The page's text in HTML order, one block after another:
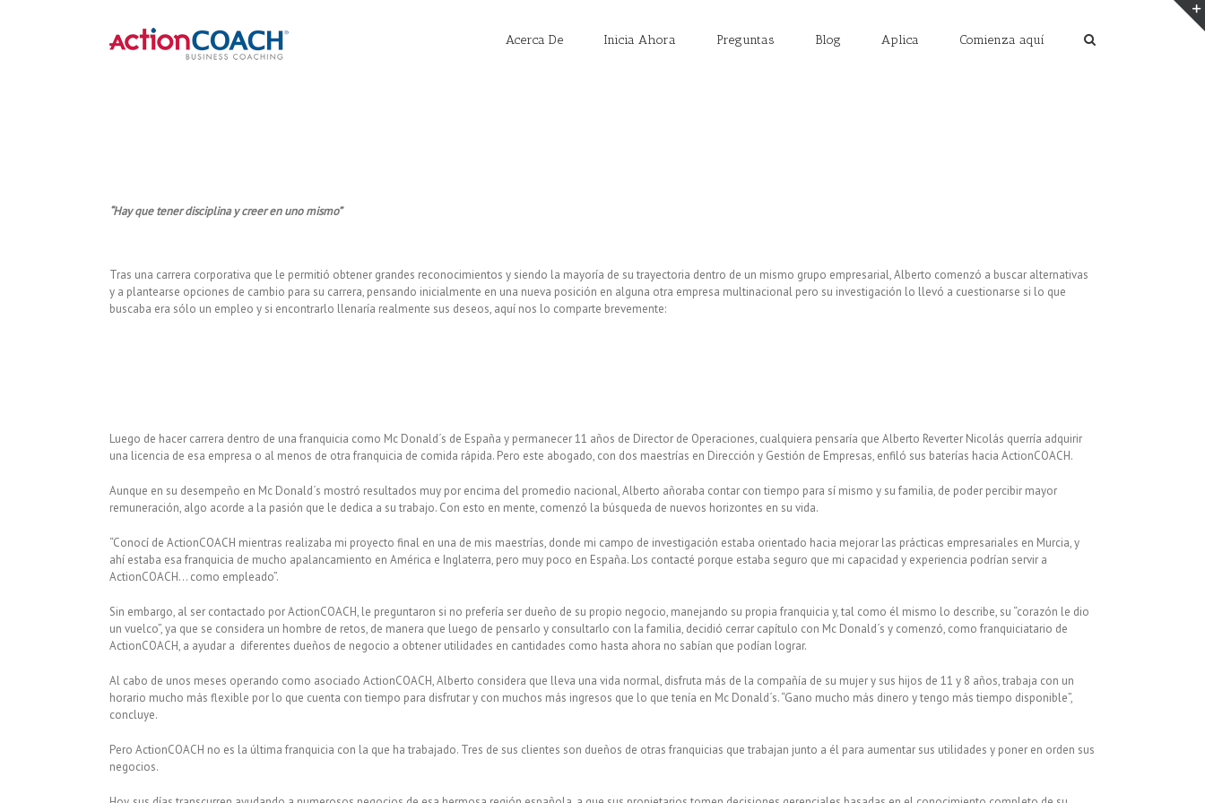
Acerca De Inicia Ahora Preguntas Blog Aplica Comienza aquí
“Hay que tener disciplina y creer en uno mismo”
Tras una carrera corporativa que le permitió obtener grandes reconocimientos y siendo la mayoría de su trayectoria dentro de un mismo grupo empresarial, Alberto comenzó a buscar alternativas
y a plantearse opciones de cambio para su carrera, pensando inicialmente en una nueva posición en alguna otra empresa multinacional pero su investigación lo llevó a cuestionarse si lo que
buscaba era sólo un empleo y si encontrarlo llenaría realmente sus deseos, aquí nos lo comparte brevemente:
Luego de hacer carrera dentro de una franquicia como Mc Donald´s de España y permanecer 11 años de Director de Operaciones, cualquiera pensaría que Alberto Reverter Nicolás querría adquirir
una licencia de esa empresa o al menos de otra franquicia de comida rápida. Pero este abogado, con dos maestrías en Dirección y Gestión de Empresas, enfiló sus baterías hacia ActionCOACH.
Aunque en su desempeño en Mc Donald´s mostró resultados muy por encima del promedio nacional, Alberto añoraba contar con tiempo para sí mismo y su familia, de poder percibir mayor
remuneración, algo acorde a la pasión que le dedica a su trabajo. Con esto en mente, comenzó la búsqueda de nuevos horizontes en su vida.
“Conocí de ActionCOACH mientras realizaba mi proyecto final en una de mis maestrías, donde mi campo de investigación estaba orientado hacia mejorar las prácticas empresariales en Murcia, y
ahí estaba esa franquicia de mucho apalancamiento en América e Inglaterra, pero muy poco en España. Los contacté porque estaba seguro que mi capacidad y experiencia podrían servir a
ActionCOACH… como empleado”.
Sin embargo, al ser contactado por ActionCOACH, le preguntaron si no prefería ser dueño de su propio negocio, manejando su propia franquicia y, tal como él mismo lo describe, su “corazón le dio
un vuelco”, ya que se considera un hombre de retos, de manera que luego de pensarlo y consultarlo con la familia, decidió cerrar capítulo con Mc Donald´s y comenzó, como franquiciatario de
ActionCOACH, a ayudar a diferentes dueños de negocio a obtener utilidades en cantidades como hasta ahora no sabían que podían lograr.
Al cabo de unos meses operando como asociado ActionCOACH, Alberto considera que lleva una vida normal, disfruta más de la compañía de su mujer y sus hijos de 11 y 8 años, trabaja con un
horario mucho más flexible por lo que cuenta con tiempo para disfrutar y con muchos más ingresos que lo que tenía en Mc Donald´s. “Gano mucho más dinero y tengo más tiempo disponible”,
concluye.
Pero ActionCOACH no es la última franquicia con la que ha trabajado. Tres de sus clientes son dueños de otras franquicias que trabajan junto a él para aumentar sus utilidades y poner en orden sus
negocios.